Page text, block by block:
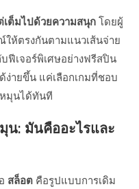
เต็มไปด้วยความสนุก โดยผู้
ห้ตรงกันตามแนวเส้นจ่าย
ฟีเจอร์พิเศษอย่างฟรีสปิน
ง่ายขึ้น แค่เลือกเกมที่ชอบ
มุนได้ทันที
น: มันคืออะไรและ
สล็อต คือรูปแบบการเดิม